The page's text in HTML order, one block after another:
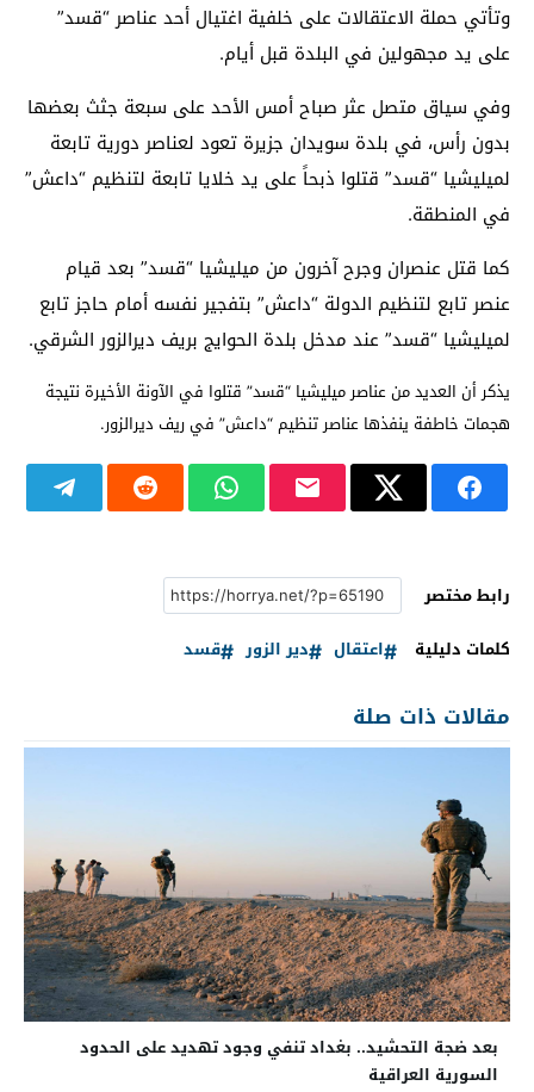
وتأتي حملة الاعتقالات على خلفية اغتيال أحد عناصر “قسد”
على يد مجهولين في البلدة قبل أيام.
وفي سياق متصل عثر صباح أمس الأحد على سبعة جثث بعضها
بدون رأس، في بلدة سويدان جزيرة تعود لعناصر دورية تابعة
لميليشيا “قسد” قتلوا ذبحاً على يد خلايا تابعة لتنظيم “داعش”
في المنطقة.
كما قتل عنصران وجرح آخرون من ميليشيا “قسد” بعد قيام
عنصر تابع لتنظيم الدولة “داعش” بتفجير نفسه أمام حاجز تابع
لميليشيا “قسد” عند مدخل بلدة الحوايج بريف ديرالزور الشرقي.
يذكر أن العديد من عناصر ميليشيا “قسد” قتلوا في الآونة الأخيرة نتيجة
هجمات خاطفة ينفذها عناصر تنظيم “داعش” في ريف ديرالزور.
رابط مختصر
كلمات دليلية
اعتقال دير الزور قسد
مقالات ذات صلة
بعد ضجة التحشيد.. بغداد تنفي وجود تهديد على الحدود
السورية العراقية